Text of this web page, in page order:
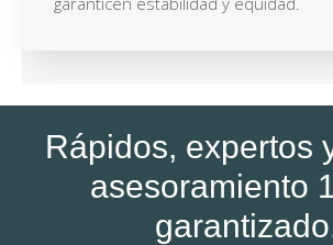
Rápidos, expertos
asesoramiento